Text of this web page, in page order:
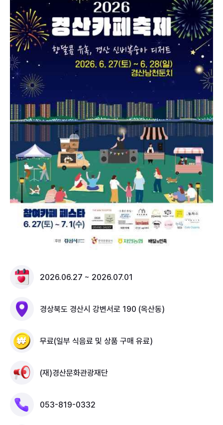
회 공연 및 다양한 행사가 이어져 도시 전체가 거대한 문
화 예술 공간으로 변모한다. 바쁜 일상에 지친 시민과 관
광객들에게 아름다운 남천강변의 야경과 향긋한 커피,
달콤한 신비복숭아가 어우러진 잊지 못할 여름밤의 추억
과 낭만을 선사하는 경산시 대표 야간 관광 축제이다.
2026.06.27 ~ 2026.07.01
경상북도 경산시 강변서로 190 (옥산동)
무료(일부 식음료 및 상품 구매 유료)
(재)경산문화관광재단
053-819-0332